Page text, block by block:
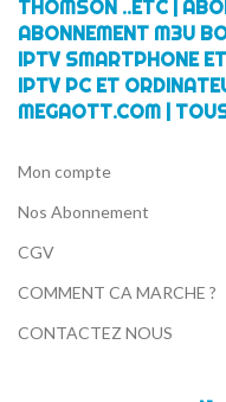
THOMSON ..ETC |
ABONNEMENT M3U
IPTV SMARTPHONE
IPTV PC ET
MEGAOTT.COM |
Mon compte
Nos Abonnement
CGV
COMMENT CA MARCHE ?
CONTACTEZ NOUS